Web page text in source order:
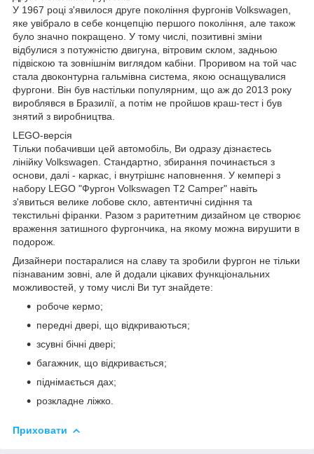
У 1967 році з'явилося друге покоління фургонів Volkswagen,
яке увібрало в себе концепцію першого покоління, але також
було значно покращено. У тому числі, позитивні зміни
відбулися з потужністю двигуна, вітровим склом, задньою
підвіскою та зовнішнім виглядом кабіни. Проривом на той час
стала двоконтурна гальмівна система, якою оснащувалися
фургони. Він був настільки популярним, що аж до 2013 року
вироблявся в Бразилії, а потім не пройшов краш-тест і був
знятий з виробництва.
LEGO-версія
Тільки побачивши цей автомобіль, Ви одразу дізнаєтесь
лінійку Volkswagen. Стандартно, збирання починається з
основи, далі - каркас, і внутрішнє наповнення. У кемпері з
набору LEGO "Фургон Volkswagen T2 Camper" навіть
з'явиться велике лобове скло, автентичні сидіння та
текстильні фіранки. Разом з раритетним дизайном це створює
враження затишного фургончика, на якому можна вирушити в
подорож.
Дизайнери постаралися на славу та зробили фургон не тільки
пізнаваним зовні, але й додали цікавих функціональних
можливостей, у тому числі Ви тут знайдете:
робоче кермо;
передні двері, що відкриваються;
зсувні бічні двері;
багажник, що відкривається;
піднімається дах;
розкладне ліжко.
Приховати